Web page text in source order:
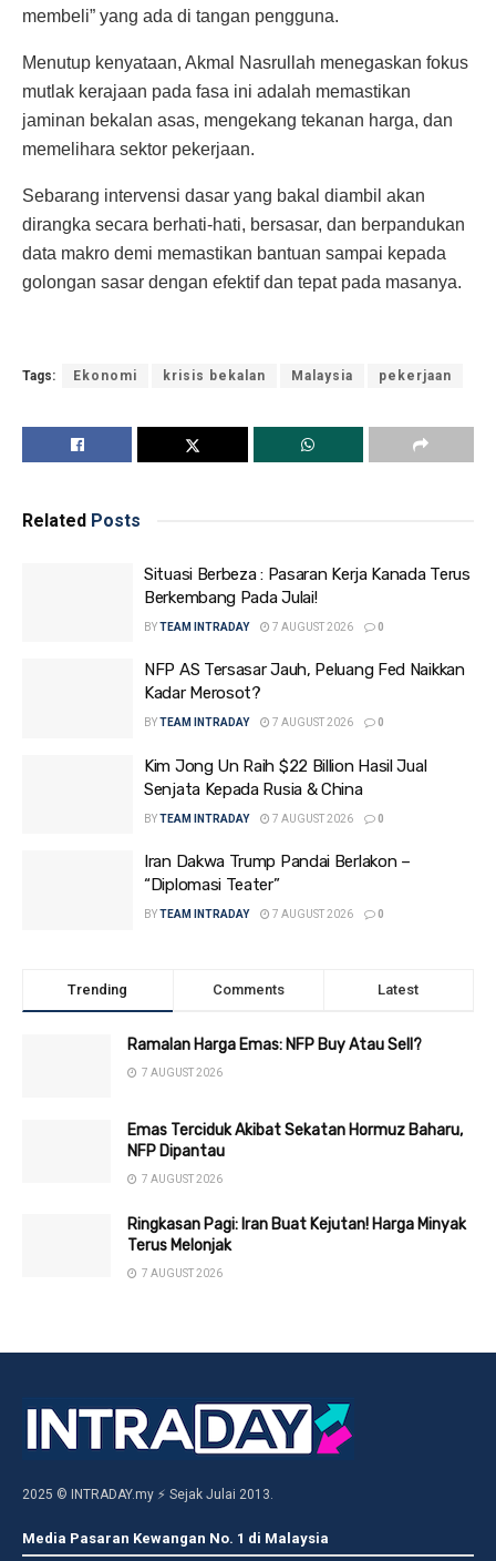
membeli” yang ada di tangan pengguna.
Menutup kenyataan, Akmal Nasrullah menegaskan fokus
mutlak kerajaan pada fasa ini adalah memastikan
jaminan bekalan asas, mengekang tekanan harga, dan
memelihara sektor pekerjaan.
Sebarang intervensi dasar yang bakal diambil akan
dirangka secara berhati-hati, bersasar, dan berpandukan
data makro demi memastikan bantuan sampai kepada
golongan sasar dengan efektif dan tepat pada masanya.
Tags: Ekonomi krisis bekalan Malaysia pekerjaan
Related Posts
Situasi Berbeza : Pasaran Kerja Kanada Terus
Berkembang Pada Julai!
BYTEAM INTRADAY 7 AUGUST 2026 0
NFP AS Tersasar Jauh, Peluang Fed Naikkan
Kadar Merosot?
BY TEAM INTRADAY 7 AUGUST 2026 0
Kim Jong Un Raih $22 Billion Hasil Jual
Senjata Kepada Rusia & China
BYTEAM INTRADAY 7 AUGUST 2026 0
Iran Dakwa Trump Pandai Berlakon –
“Diplomasi Teater”
BY TEAM INTRADAY 7 AUGUST 2026 0
Trending Comments Latest
Ramalan Harga Emas: NFP Buy Atau Sell?
7 AUGUST 2026
Emas Terciduk Akibat Sekatan Hormuz Baharu,
NFP Dipantau
7 AUGUST 2026
Ringkasan Pagi: Iran Buat Kejutan! Harga Minyak
Terus Melonjak
7 AUGUST 2026
2025 © INTRADAY.my ⚡ Sejak Julai 2013.
Media Pasaran Kewangan No. 1 di Malaysia